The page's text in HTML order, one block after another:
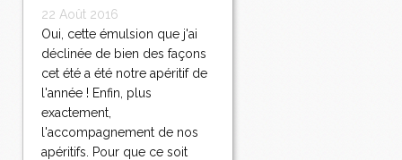
22 Août 2016
Oui, cette émulsion que j'ai
déclinée de bien des façons
cet été a été notre apéritif de
l'année ! Enfin, plus
exactement,
l'accompagnement de nos
apéritifs. Pour que ce soit